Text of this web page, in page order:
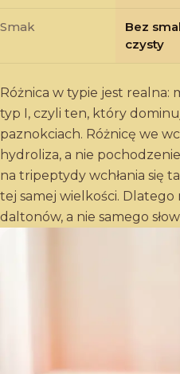
Smak
Bez
czysty
Różnica w typie jest realna:
typ I, czyli ten, który
paznokciach. Różnicę we
hydroliza, a nie
na tripeptydy wchłania się
tej samej wielkości.
daltonów, a nie samego